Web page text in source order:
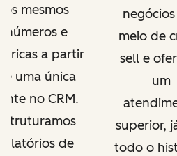
os mesmos
números e
a partir
uma única
no CRM.
de
meio de
sell e
um
superior,
todo o